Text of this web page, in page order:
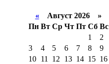
«Август 2026 »
Пн Вт Ср Чт Пт Сб Вс
1
2
3
4 5 6 7 8
9
10
11 12 13 14 15 16